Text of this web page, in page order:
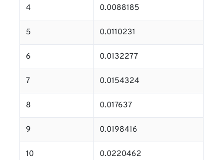
4 0.0088185
5 0.0110231
6 0.0132277
7 0.0154324
8 0.017637
9 0.0198416
10 0.0220462